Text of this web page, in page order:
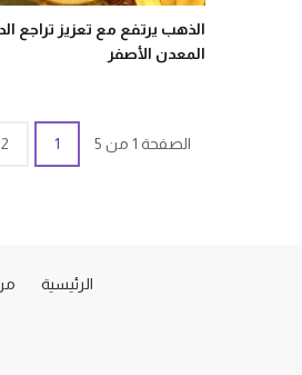
الذهب يرتفع مع تعزيز تراجع
المعدن الأصفر
الصفحة 1 من 5 1
2
الرئيسية